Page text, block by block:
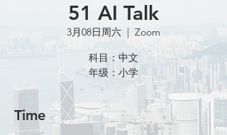
51 AI Talk
3月08日周六
  |
Zoom
科目：中文
年级：小学
Time